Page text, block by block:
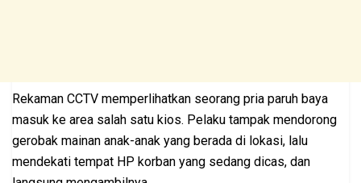
Rekaman CCTV memperlihatkan seorang pria paruh baya
masuk ke area salah satu kios. Pelaku tampak mendorong
gerobak mainan anak-anak yang berada di lokasi, lalu
mendekati tempat HP korban yang sedang dicas, dan